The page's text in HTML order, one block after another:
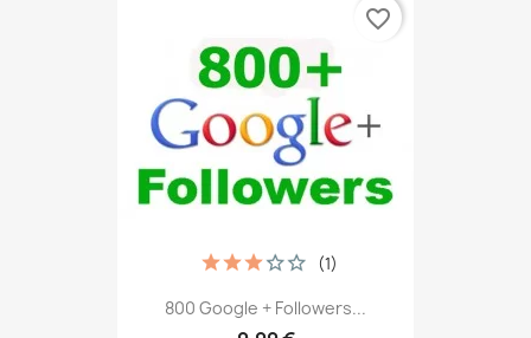
800 Google + Followers...
(1)
favorite_border